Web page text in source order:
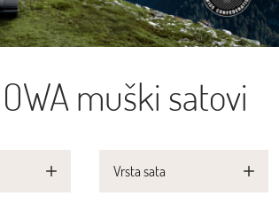
muški satovi
Vrsta sata